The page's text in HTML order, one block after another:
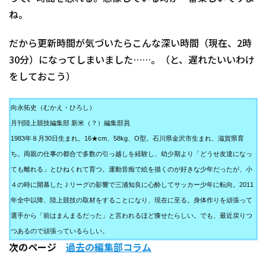
ね。
だから更新時間が気づいたらこんな深い時間（現在、2時
30分）になってしまいました……。（と、遅れたいいわけ
をしておこう）
向永拓史（むかえ・ひろし）
月刊陸上競技編集部 新米（？）編集部員
1983年８月30日生まれ。16★cm、58kg、O型。石川県金沢市生まれ、滋賀県育
ち。両親の仕事の都合で多数の引っ越しを経験し、幼少期より「どうせ友達になっ
ても離れる」とひねくれて育つ。運動音痴で絵を描くのが好きな少年だったが、小
４の時に開幕したＪリーグの影響で三浦知良に心酔してサッカー少年に転向。2011
年全中以降、陸上競技の取材をすることになり、現在に至る。身体作りを頑張って
選手から「前はまんまるだった」と言われるほど痩せたらしい。でも、最近戻りつ
つあるので頑張っているらしい。
次のページ 過去の編集部コラム